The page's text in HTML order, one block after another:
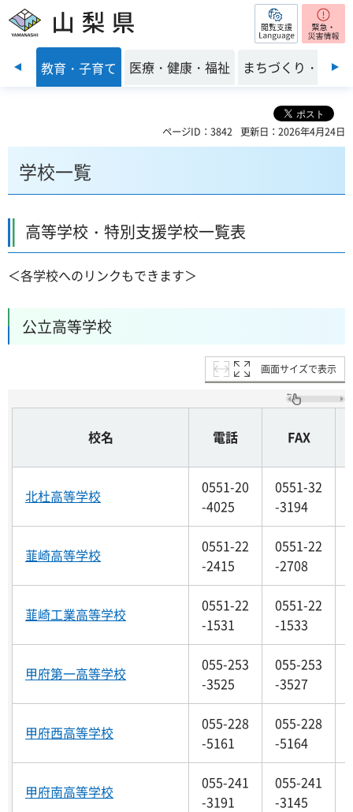
山梨県 閲覧支援
前のスライドを表示
し 教育・子育て 医療・健康・福祉 まちづくり・環境
ページID：3842 更新日：2026年4月24日
学校一覧
高等学校・特別支援学校一覧表
＜各学校へのリンクもできます＞
公立高等学校
画面サイズで表示
校名 電話 FAX
北杜高等学校
0551-20
-4025
0551-32
-3194
韮崎高等学校
0551-22
-2415
0551-22
-2708
韮崎工業高等学校
0551-22
-1531
0551-22
-1533
甲府第一高等学校
055-253
-3525
055-253
-3527
甲府西高等学校
055-228
-5161
055-228
-5164
甲府南高等学校
055-241
-3191
055-241
-3145